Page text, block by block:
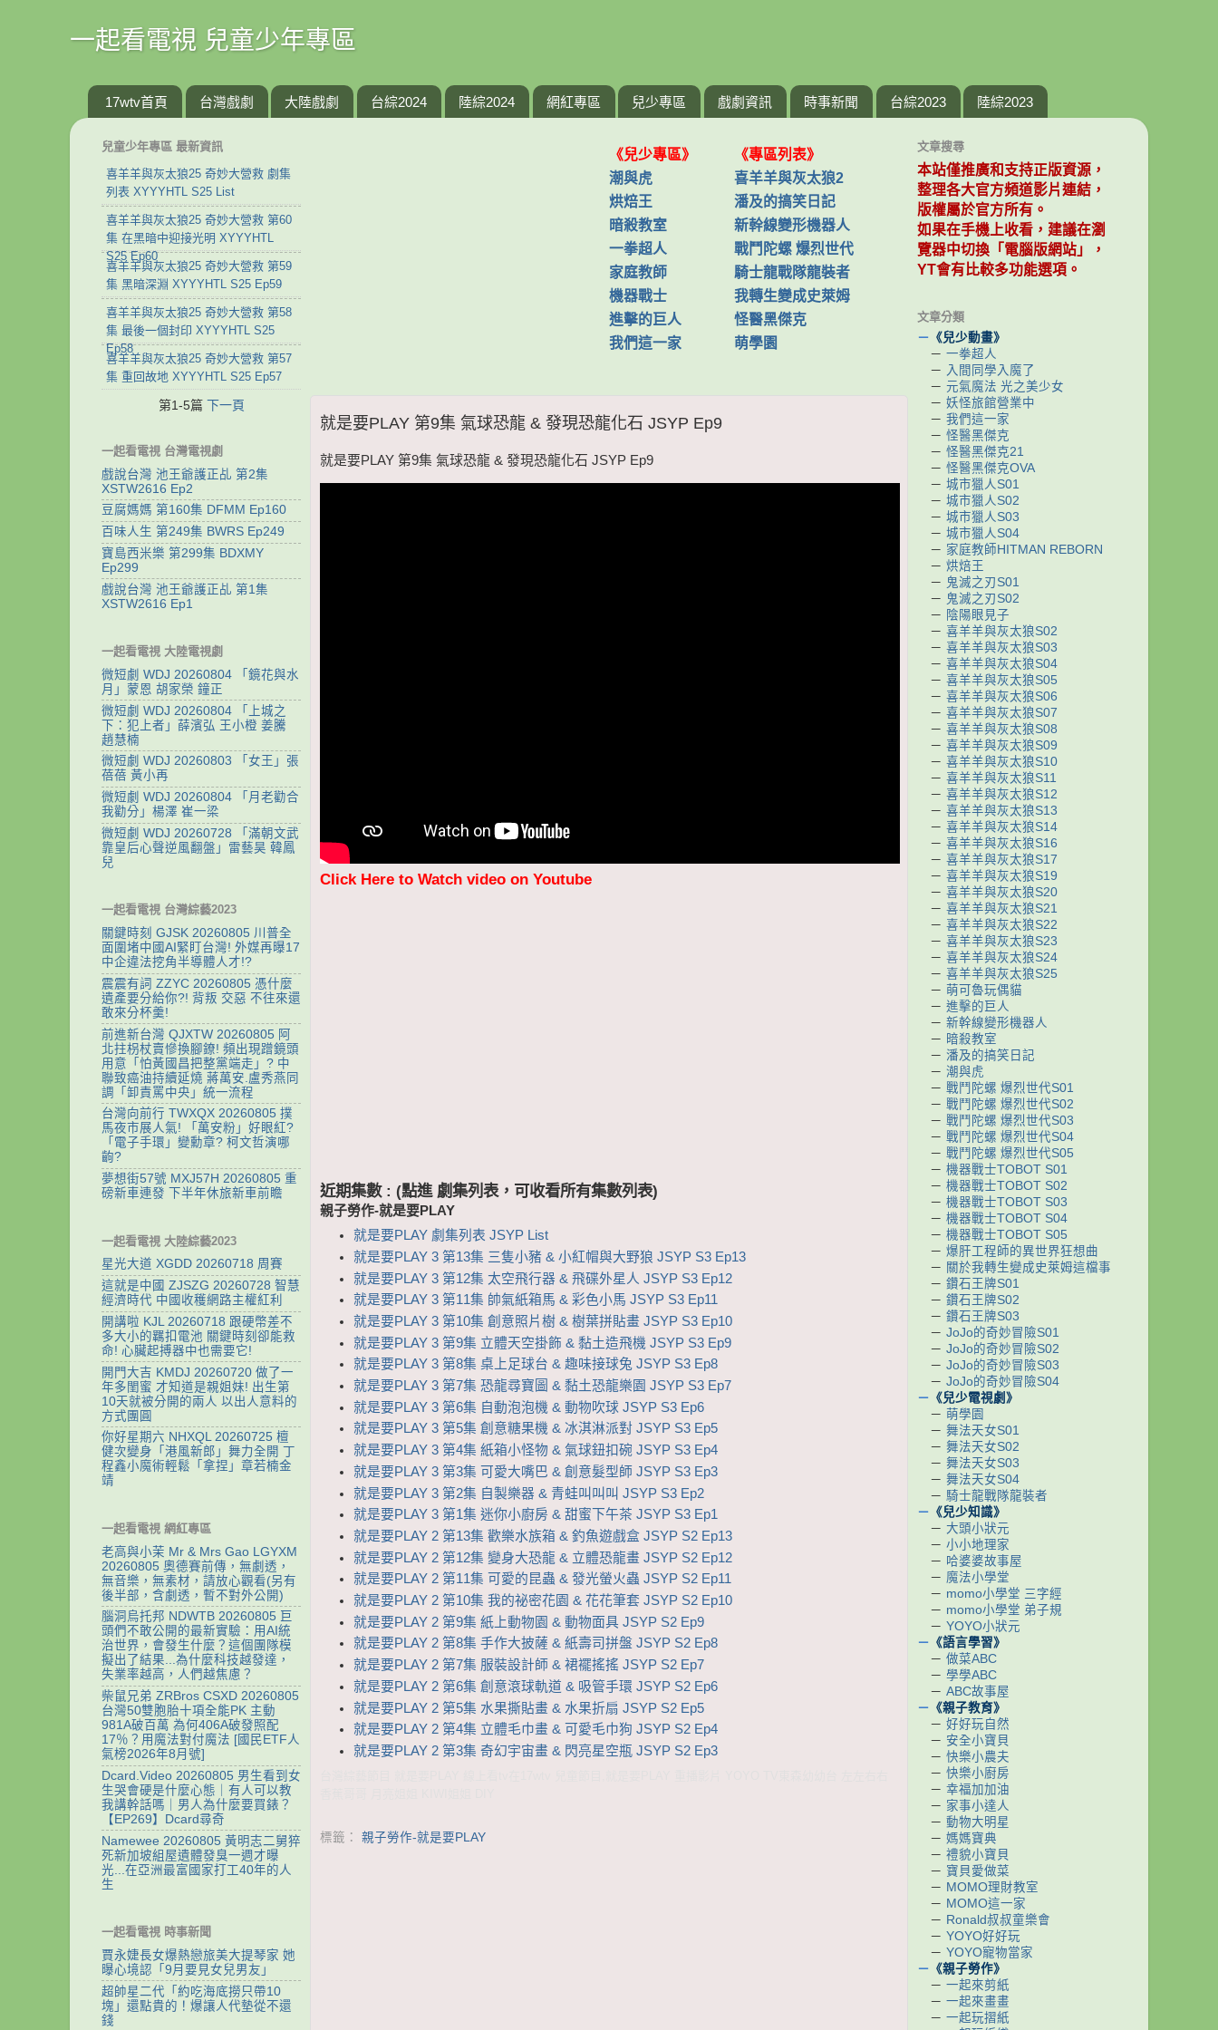
一起看電視 兒童少年專區
17wtv首頁 台灣戲劇 大陸戲劇 台綜2024 陸綜2024 網紅專區 兒少專區 戲劇資訊 時事新聞 台綜2023 陸綜2023
《兒少專區》
《專區列表》
潮與虎
喜羊羊與灰太狼2
烘焙王
潘及的搞笑日記
暗殺教室
新幹線變形機器人
一拳超人
戰鬥陀螺 爆烈世代
家庭教師
騎士龍戰隊龍裝者
機器戰士
我轉生變成史萊姆
進擊的巨人
怪醫黑傑克
我們這一家
萌學園
就是要PLAY 第9集 氣球恐龍 & 發現恐龍化石 JSYP Ep9
就是要PLAY 第9集 氣球恐龍 & 發現恐龍化石 JSYP Ep9
Click Here to Watch video on Youtube
近期集數 : (點進 劇集列表，可收看所有集數列表)
親子勞作-就是要PLAY
就是要PLAY 劇集列表 JSYP List
就是要PLAY 3 第13集 三隻小豬 & 小紅帽與大野狼 JSYP S3 Ep13
就是要PLAY 3 第12集 太空飛行器 & 飛碟外星人 JSYP S3 Ep12
就是要PLAY 3 第11集 帥氣紙箱馬 & 彩色小馬 JSYP S3 Ep11
就是要PLAY 3 第10集 創意照片樹 & 樹葉拼貼畫 JSYP S3 Ep10
就是要PLAY 3 第9集 立體天空掛飾 & 黏土造飛機 JSYP S3 Ep9
就是要PLAY 3 第8集 桌上足球台 & 趣味接球兔 JSYP S3 Ep8
就是要PLAY 3 第7集 恐龍尋寶圖 & 黏土恐龍樂園 JSYP S3 Ep7
就是要PLAY 3 第6集 自動泡泡機 & 動物吹球 JSYP S3 Ep6
就是要PLAY 3 第5集 創意糖果機 & 冰淇淋派對 JSYP S3 Ep5
就是要PLAY 3 第4集 紙箱小怪物 & 氣球鈕扣碗 JSYP S3 Ep4
就是要PLAY 3 第3集 可愛大嘴巴 & 創意髮型師 JSYP S3 Ep3
就是要PLAY 3 第2集 自製樂器 & 青蛙叫叫叫 JSYP S3 Ep2
就是要PLAY 3 第1集 迷你小廚房 & 甜蜜下午茶 JSYP S3 Ep1
就是要PLAY 2 第13集 歡樂水族箱 & 釣魚遊戲盒 JSYP S2 Ep13
就是要PLAY 2 第12集 變身大恐龍 & 立體恐龍畫 JSYP S2 Ep12
就是要PLAY 2 第11集 可愛的昆蟲 & 發光螢火蟲 JSYP S2 Ep11
就是要PLAY 2 第10集 我的祕密花園 & 花花筆套 JSYP S2 Ep10
就是要PLAY 2 第9集 紙上動物園 & 動物面具 JSYP S2 Ep9
就是要PLAY 2 第8集 手作大披薩 & 紙壽司拼盤 JSYP S2 Ep8
就是要PLAY 2 第7集 服裝設計師 & 裙襬搖搖 JSYP S2 Ep7
就是要PLAY 2 第6集 創意滾球軌道 & 吸管手環 JSYP S2 Ep6
就是要PLAY 2 第5集 水果撕貼畫 & 水果折扇 JSYP S2 Ep5
就是要PLAY 2 第4集 立體毛巾畫 & 可愛毛巾狗 JSYP S2 Ep4
就是要PLAY 2 第3集 奇幻宇宙畫 & 閃亮星空瓶 JSYP S2 Ep3
標籤： 親子勞作-就是要PLAY
兒童少年專區 最新資訊
喜羊羊與灰太狼25 奇妙大營救 劇集
列表 XYYYHTL S25 List
喜羊羊與灰太狼25 奇妙大營救 第60
集 在黑暗中迎接光明 XYYYHTL
S25 Ep60
喜羊羊與灰太狼25 奇妙大營救 第59
集 黑暗深淵 XYYYHTL S25 Ep59
喜羊羊與灰太狼25 奇妙大營救 第58
集 最後一個封印 XYYYHTL S25
Ep58
喜羊羊與灰太狼25 奇妙大營救 第57
集 重回故地 XYYYHTL S25 Ep57
第1-5篇 下一頁
一起看電視 台灣電視劇
戲說台灣 池王爺護正乩 第2集
XSTW2616 Ep2
豆腐媽媽 第160集 DFMM Ep160
百味人生 第249集 BWRS Ep249
寶島西米樂 第299集 BDXMY
Ep299
戲說台灣 池王爺護正乩 第1集
XSTW2616 Ep1
一起看電視 大陸電視劇
微短劇 WDJ 20260804 「鏡花與水
月」蒙恩 胡家榮 鐘正
微短劇 WDJ 20260804 「上城之
下：犯上者」薛濱弘 王小橙 姜騰
趙慧楠
微短劇 WDJ 20260803 「女王」張
蓓蓓 黃小再
微短劇 WDJ 20260804 「月老勸合
我勸分」楊澤 崔一梁
微短劇 WDJ 20260728 「滿朝文武
靠皇后心聲逆風翻盤」雷藝昊 韓鳳
兒
一起看電視 台灣綜藝2023
關鍵時刻 GJSK 20260805 川普全
面圍堵中國AI緊盯台灣! 外媒再曝17
中企違法挖角半導體人才!?
震震有詞 ZZYC 20260805 憑什麼
遺產要分給你?! 背叛 交惡 不往來還
敢來分杯羹!
前進新台灣 QJXTW 20260805 阿
北拄枴杖賣慘換腳鐐! 頻出現蹭鏡頭
用意「怕黃國昌把整黨端走」? 中
聯致癌油持續延燒 蔣萬安.盧秀燕同
調「卸責罵中央」統一流程
台灣向前行 TWXQX 20260805 撲
馬夜市展人氣! 「萬安粉」好眼紅?
「電子手環」變勳章? 柯文哲演哪
齣?
夢想街57號 MXJ57H 20260805 重
磅新車連發 下半年休旅新車前瞻
一起看電視 大陸綜藝2023
星光大道 XGDD 20260718 周賽
這就是中國 ZJSZG 20260728 智慧
經濟時代 中國收穫網路主權紅利
開講啦 KJL 20260718 跟硬幣差不
多大小的羈扣電池 關鍵時刻卻能救
命! 心臟起搏器中也需要它!
開門大吉 KMDJ 20260720 做了一
年多閨蜜 才知道是親姐妹! 出生第
10天就被分開的兩人 以出人意料的
方式團圓
你好星期六 NHXQL 20260725 檀
健次變身「港風新郎」舞力全開 丁
程鑫小魔術輕鬆「拿捏」章若楠金
靖
一起看電視 網紅專區
老高與小茉 Mr & Mrs Gao LGYXM
20260805 奧德賽前傳，無劇透，
無音樂，無素材，請放心觀看(另有
後半部，含劇透，暫不對外公開)
腦洞烏托邦 NDWTB 20260805 巨
頭們不敢公開的最新實驗：用AI統
治世界，會發生什麼？這個團隊模
擬出了結果...為什麼科技越發達，
失業率越高，人們越焦慮？
柴鼠兄弟 ZRBros CSXD 20260805
台灣50雙胞胎十項全能PK 主動
981A破百萬 為何406A破發照配
17％？用魔法對付魔法 [國民ETF人
氣榜2026年8月號]
Dcard.Video 20260805 男生看到女
生哭會硬是什麼心態｜有人可以教
我講幹話嗎｜男人為什麼要買錶？
【EP269】Dcard尋奇
Namewee 20260805 黃明志二舅猝
死新加坡組屋遺體發臭一週才曝
光...在亞洲最富國家打工40年的人
生
一起看電視 時事新聞
賈永婕長女爆熱戀旅美大提琴家 她
曝心境認「9月要見女兒男友」
超帥星二代「約吃海底撈只帶10
塊」還點貴的！爆讓人代墊從不還
錢
文章搜尋
本站僅推廣和支持正版資源，
整理各大官方頻道影片連結，
版權屬於官方所有。
如果在手機上收看，建議在瀏
覽器中切換「電腦版網站」，
YT會有比較多功能選項。
文章分類
－ 《兒少動畫》
－ 一拳超人
－ 入間同學入魔了
－ 元氣魔法 光之美少女
－ 妖怪旅館營業中
－ 我們這一家
－ 怪醫黑傑克
－ 怪醫黑傑克21
－ 怪醫黑傑克OVA
－ 城市獵人S01
－ 城市獵人S02
－ 城市獵人S03
－ 城市獵人S04
－ 家庭教師HITMAN REBORN
－ 烘焙王
－ 鬼滅之刃S01
－ 鬼滅之刃S02
－ 陰陽眼見子
－ 喜羊羊與灰太狼S02
－ 喜羊羊與灰太狼S03
－ 喜羊羊與灰太狼S04
－ 喜羊羊與灰太狼S05
－ 喜羊羊與灰太狼S06
－ 喜羊羊與灰太狼S07
－ 喜羊羊與灰太狼S08
－ 喜羊羊與灰太狼S09
－ 喜羊羊與灰太狼S10
－ 喜羊羊與灰太狼S11
－ 喜羊羊與灰太狼S12
－ 喜羊羊與灰太狼S13
－ 喜羊羊與灰太狼S14
－ 喜羊羊與灰太狼S16
－ 喜羊羊與灰太狼S17
－ 喜羊羊與灰太狼S19
－ 喜羊羊與灰太狼S20
－ 喜羊羊與灰太狼S21
－ 喜羊羊與灰太狼S22
－ 喜羊羊與灰太狼S23
－ 喜羊羊與灰太狼S24
－ 喜羊羊與灰太狼S25
－ 萌可魯玩偶貓
－ 進擊的巨人
－ 新幹線變形機器人
－ 暗殺教室
－ 潘及的搞笑日記
－ 潮與虎
－ 戰鬥陀螺 爆烈世代S01
－ 戰鬥陀螺 爆烈世代S02
－ 戰鬥陀螺 爆烈世代S03
－ 戰鬥陀螺 爆烈世代S04
－ 戰鬥陀螺 爆烈世代S05
－ 機器戰士TOBOT S01
－ 機器戰士TOBOT S02
－ 機器戰士TOBOT S03
－ 機器戰士TOBOT S04
－ 機器戰士TOBOT S05
－ 爆肝工程師的異世界狂想曲
－ 關於我轉生變成史萊姆這檔事
－ 鑽石王牌S01
－ 鑽石王牌S02
－ 鑽石王牌S03
－ JoJo的奇妙冒險S01
－ JoJo的奇妙冒險S02
－ JoJo的奇妙冒險S03
－ JoJo的奇妙冒險S04
－ 《兒少電視劇》
－ 萌學園
－ 舞法天女S01
－ 舞法天女S02
－ 舞法天女S03
－ 舞法天女S04
－ 騎士龍戰隊龍裝者
－ 《兒少知識》
－ 大頭小狀元
－ 小小地理家
－ 哈婆婆故事屋
－ 魔法小學堂
－ momo小學堂 三字經
－ momo小學堂 弟子規
－ YOYO小狀元
－ 《語言學習》
－ 做菜ABC
－ 學學ABC
－ ABC故事屋
－ 《親子教育》
－ 好好玩自然
－ 安全小寶貝
－ 快樂小農夫
－ 快樂小廚房
－ 幸福加加油
－ 家事小達人
－ 動物大明星
－ 媽媽寶典
－ 禮貌小寶貝
－ 寶貝愛做菜
－ MOMO理財教室
－ MOMO這一家
－ Ronald叔叔童樂會
－ YOYO好好玩
－ YOYO寵物當家
－ 《親子勞作》
－ 一起來剪紙
－ 一起來畫畫
－ 一起玩摺紙